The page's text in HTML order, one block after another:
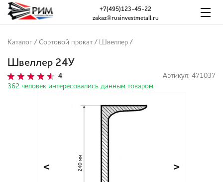
zakaz@rusinvestmetall.ru
+7(495)123-45-22
Каталог / Сортовой прокат / Швеллер /
Швеллер 24У
4
Артикул: 471037
362 человек интересовались данным товаром
240 мм
< >